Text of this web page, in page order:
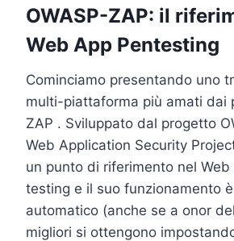
OWASP-ZAP: il
Web App Pentesting
Cominciamo presentando uno
multi-piattaforma più amati dai
ZAP . Sviluppato dal progetto
Web Application Security
un punto di riferimento nel
testing e il suo funzionamento
automatico (anche se a onor
migliori si ottengono